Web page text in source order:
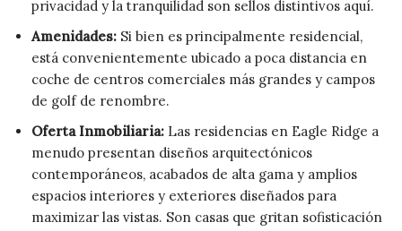
privacidad y la tranquilidad son sellos distintivos aquí.
Amenidades: Si bien es principalmente residencial,
está convenientemente ubicado a poca distancia en
coche de centros comerciales más grandes y campos
de golf de renombre.
Oferta Inmobiliaria: Las residencias en Eagle Ridge a
menudo presentan diseños arquitectónicos
contemporáneos, acabados de alta gama y amplios
espacios interiores y exteriores diseñados para
maximizar las vistas. Son casas que gritan sofisticación